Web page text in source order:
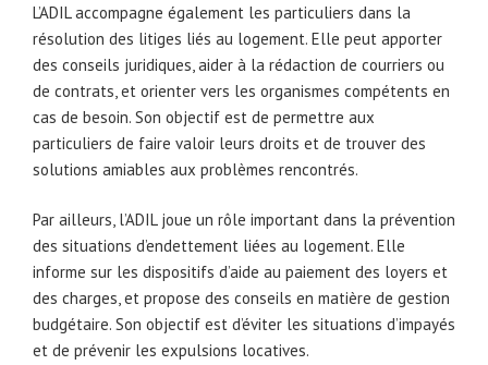
L’ADIL accompagne également les particuliers dans la
résolution des litiges liés au logement. Elle peut apporter
des conseils juridiques, aider à la rédaction de courriers ou
de contrats, et orienter vers les organismes compétents en
cas de besoin. Son objectif est de permettre aux
particuliers de faire valoir leurs droits et de trouver des
solutions amiables aux problèmes rencontrés.
Par ailleurs, l’ADIL joue un rôle important dans la prévention
des situations d’endettement liées au logement. Elle
informe sur les dispositifs d’aide au paiement des loyers et
des charges, et propose des conseils en matière de gestion
budgétaire. Son objectif est d’éviter les situations d’impayés
et de prévenir les expulsions locatives.